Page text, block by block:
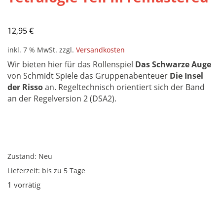
12,95€
inkl. 7 % MwSt. zzgl. Versandkosten
Wir bieten hier für das Rollenspiel Das Schwarze Auge
von Schmidt Spiele das Gruppenabenteuer Die Insel
der Rissoan. Regeltechnisch orientiert sich der Band
an der Regelversion 2 (DSA2).
Zustand: Neu
Lieferzeit: bis zu 5 Tage
1 vorrätig